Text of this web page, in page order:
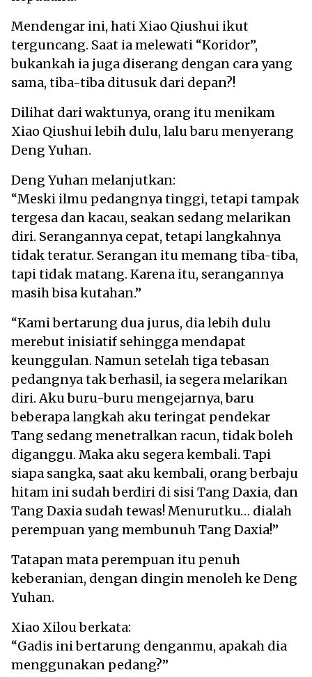
Mendengar ini, hati Xiao Qiushui ikut
terguncang. Saat ia melewati “Koridor”,
bukankah ia juga diserang dengan cara yang
sama, tiba-tiba ditusuk dari depan?!
Dilihat dari waktunya, orang itu menikam
Xiao Qiushui lebih dulu, lalu baru menyerang
Deng Yuhan.
Deng Yuhan melanjutkan:
“Meski ilmu pedangnya tinggi, tetapi tampak
tergesa dan kacau, seakan sedang melarikan
diri. Serangannya cepat, tetapi langkahnya
tidak teratur. Serangan itu memang tiba-tiba,
tapi tidak matang. Karena itu, serangannya
masih bisa kutahan.”
“Kami bertarung dua jurus, dia lebih dulu
merebut inisiatif sehingga mendapat
keunggulan. Namun setelah tiga tebasan
pedangnya tak berhasil, ia segera melarikan
diri. Aku buru-buru mengejarnya, baru
beberapa langkah aku teringat pendekar
Tang sedang menetralkan racun, tidak boleh
diganggu. Maka aku segera kembali. Tapi
siapa sangka, saat aku kembali, orang berbaju
hitam ini sudah berdiri di sisi Tang Daxia, dan
Tang Daxia sudah tewas! Menurutku… dialah
perempuan yang membunuh Tang Daxia!”
Tatapan mata perempuan itu penuh
keberanian, dengan dingin menoleh ke Deng
Yuhan.
Xiao Xilou berkata:
“Gadis ini bertarung denganmu, apakah dia
menggunakan pedang?”